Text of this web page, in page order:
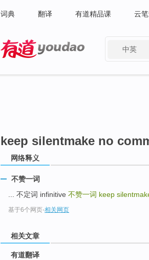
词典 翻译 有道精品课 云
中英
keep silentmake no
网络释义
不赞一词
... 不定词 infinitive 不赞一词 keep
基于6个网页-相关网页
相关文章
有道翻译